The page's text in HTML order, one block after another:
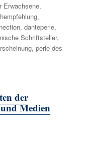
Erwachsene,
,
,danteperle,
Schriftsteller,
,perle des
der
Medien